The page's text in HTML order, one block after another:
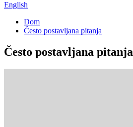
English
Dom
Često postavljana pitanja
Često postavljana pitanja